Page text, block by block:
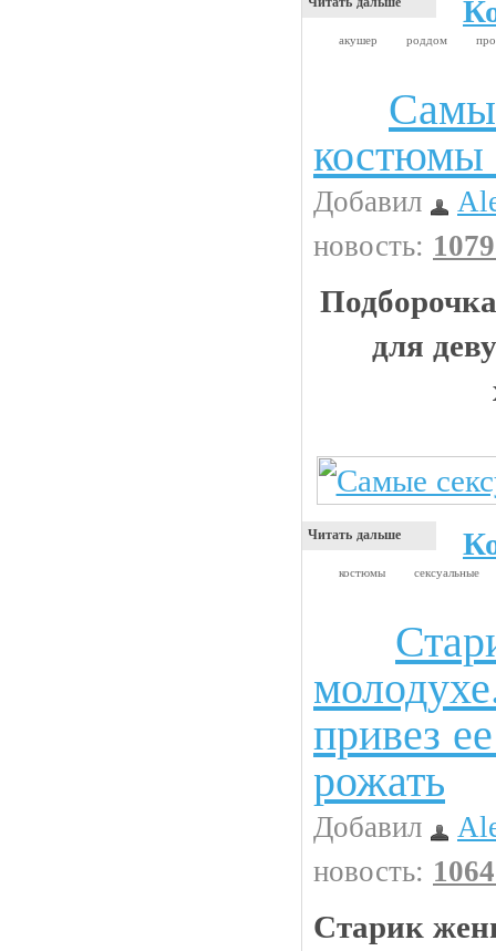
акушер роддом
костюмы
Добавил
новость:
для
Читать дальше
костюмы сексуальные
привез
рожать
Добавил
новость:
Старик